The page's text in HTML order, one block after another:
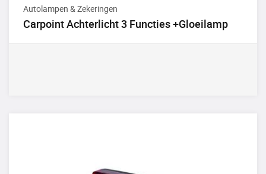
Autolampen & Zekeringen
Carpoint Achterlicht 3 Functies +Gloeilamp